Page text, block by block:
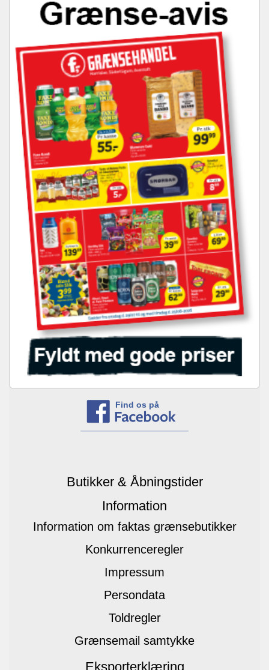
Find os på
Butikker & Åbningstider
Information
Information om faktas grænsebutikker
Konkurrenceregler
Impressum
Persondata
Toldregler
Grænsemail samtykke
Eksporterklæring